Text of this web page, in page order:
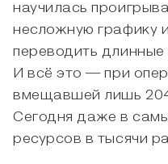
научилась
несложную графику
переводить длинные
И всё это — при
вмещавшей лишь
Сегодня даже в
ресурсов в тысячи